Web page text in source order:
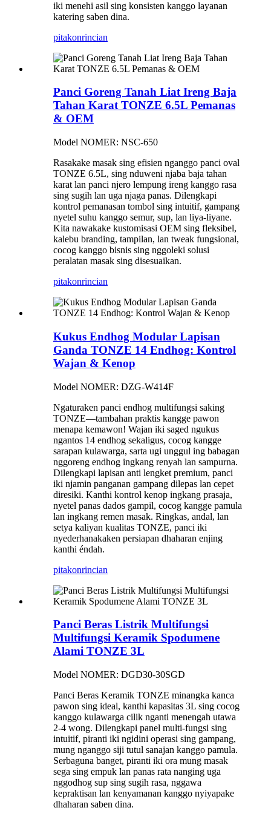
iki menehi asil sing konsisten kanggo layanan
katering saben dina.
pitakonrincian
Panci Goreng Tanah Liat Ireng Baja
Tahan Karat TONZE 6.5L Pemanas
& OEM
Model NOMER: NSC-650
Rasakake masak sing efisien nganggo panci oval
TONZE 6.5L, sing nduweni njaba baja tahan
karat lan panci njero lempung ireng kanggo rasa
sing sugih lan uga njaga panas. Dilengkapi
kontrol pemanasan tombol sing intuitif, gampang
nyetel suhu kanggo semur, sup, lan liya-liyane.
Kita nawakake kustomisasi OEM sing fleksibel,
kalebu branding, tampilan, lan tweak fungsional,
cocog kanggo bisnis sing nggoleki solusi
peralatan masak sing disesuaikan.
pitakonrincian
Kukus Endhog Modular Lapisan
Ganda TONZE 14 Endhog: Kontrol
Wajan & Kenop
Model NOMER: DZG-W414F
Ngaturaken panci endhog multifungsi saking
TONZE—tambahan praktis kangge pawon
menapa kemawon! Wajan iki saged ngukus
ngantos 14 endhog sekaligus, cocog kangge
sarapan kulawarga, sarta ugi unggul ing babagan
nggoreng endhog ingkang renyah lan sampurna.
Dilengkapi lapisan anti lengket premium, panci
iki njamin panganan gampang dilepas lan cepet
diresiki. Kanthi kontrol kenop ingkang prasaja,
nyetel panas dados gampil, cocog kangge pamula
lan ingkang remen masak. Ringkas, andal, lan
setya kaliyan kualitas TONZE, panci iki
nyederhanakaken persiapan dhaharan enjing
kanthi éndah.
pitakonrincian
Panci Beras Listrik Multifungsi
Multifungsi Keramik Spodumene
Alami TONZE 3L
Model NOMER: DGD30-30SGD
Panci Beras Keramik TONZE minangka kanca
pawon sing ideal, kanthi kapasitas 3L sing cocog
kanggo kulawarga cilik nganti menengah utawa
2-4 wong. Dilengkapi panel multi-fungsi sing
intuitif, piranti iki ngidini operasi sing gampang,
mung nganggo siji tutul sanajan kanggo pamula.
Serbaguna banget, piranti iki ora mung masak
sega sing empuk lan panas rata nanging uga
nggodhog sup sing sugih rasa, nggawa
kepraktisan lan kenyamanan kanggo nyiyapake
dhaharan saben dina.